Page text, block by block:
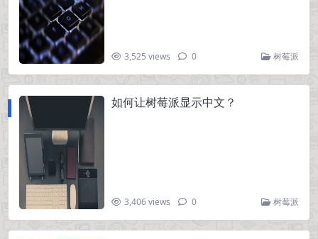
3,525 views 0 树莓派
如何让树莓派显示中文？
3,406 views 0 树莓派